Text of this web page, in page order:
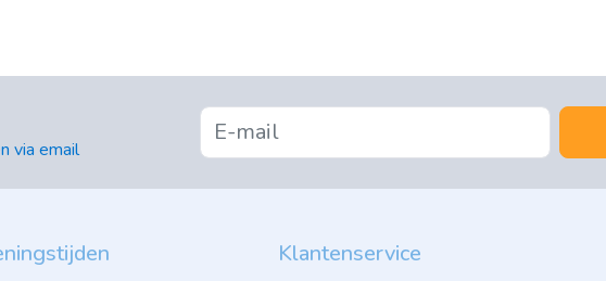
via email
Klantenservice